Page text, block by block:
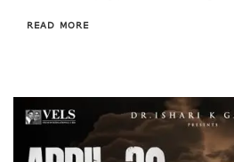
READ MORE